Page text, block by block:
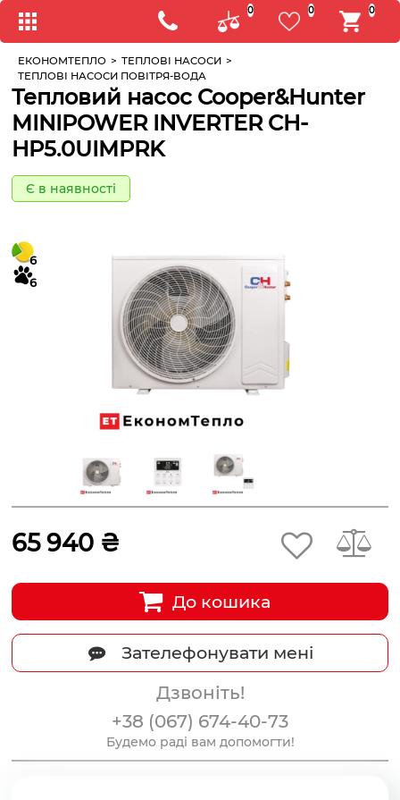
0 0 0
ЕКОНОМТЕПЛО > ТЕПЛОВІ НАСОСИ >
ТЕПЛОВІ НАСОСИ ПОВІТРЯ-ВОДА
Тепловий насос Cooper&Hunter
MINIPOWER INVERTER CH-
HP5.0UIMPRK
Є в наявності
6
6
65 940 ₴
До кошика
Зателефонувати мені
Дзвоніть!
+38 (067) 674-40-73
Будемо раді вам допомогти!